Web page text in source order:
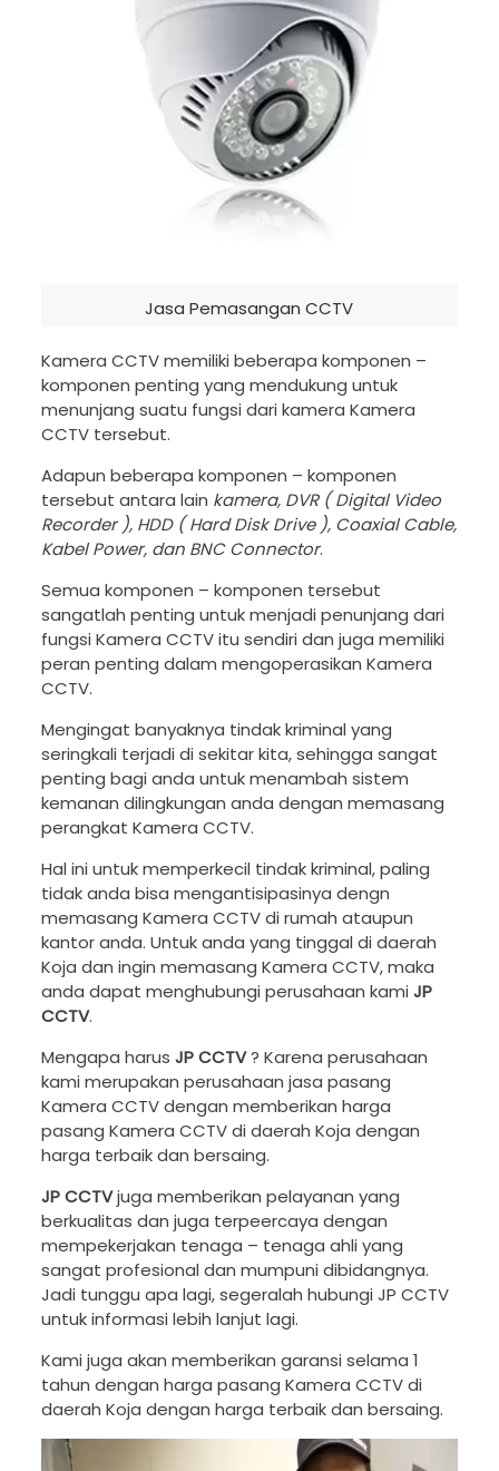
Jasa Pemasangan CCTV
Kamera CCTV memiliki beberapa komponen –
komponen penting yang mendukung untuk
menunjang suatu fungsi dari kamera Kamera
CCTV tersebut.
Adapun beberapa komponen – komponen
tersebut antara lain kamera, DVR ( Digital Video
Recorder ), HDD ( Hard Disk Drive ), Coaxial Cable,
Kabel Power, dan BNC Connector.
Semua komponen – komponen tersebut
sangatlah penting untuk menjadi penunjang dari
fungsi Kamera CCTV itu sendiri dan juga memiliki
peran penting dalam mengoperasikan Kamera
CCTV.
Mengingat banyaknya tindak kriminal yang
seringkali terjadi di sekitar kita, sehingga sangat
penting bagi anda untuk menambah sistem
kemanan dilingkungan anda dengan memasang
perangkat Kamera CCTV.
Hal ini untuk memperkecil tindak kriminal, paling
tidak anda bisa mengantisipasinya dengn
memasang Kamera CCTV di rumah ataupun
kantor anda. Untuk anda yang tinggal di daerah
Koja dan ingin memasang Kamera CCTV, maka
anda dapat menghubungi perusahaan kami JP
CCTV.
Mengapa harus JP CCTV? Karena perusahaan
kami merupakan perusahaan jasa pasang
Kamera CCTV dengan memberikan harga
pasang Kamera CCTV di daerah Koja dengan
harga terbaik dan bersaing.
JP CCTVjuga memberikan pelayanan yang
berkualitas dan juga terpeercaya dengan
mempekerjakan tenaga – tenaga ahli yang
sangat profesional dan mumpuni dibidangnya.
Jadi tunggu apa lagi, segeralah hubungi JP CCTV
untuk informasi lebih lanjut lagi.
Kami juga akan memberikan garansi selama 1
tahun dengan harga pasang Kamera CCTV di
daerah Koja dengan harga terbaik dan bersaing.